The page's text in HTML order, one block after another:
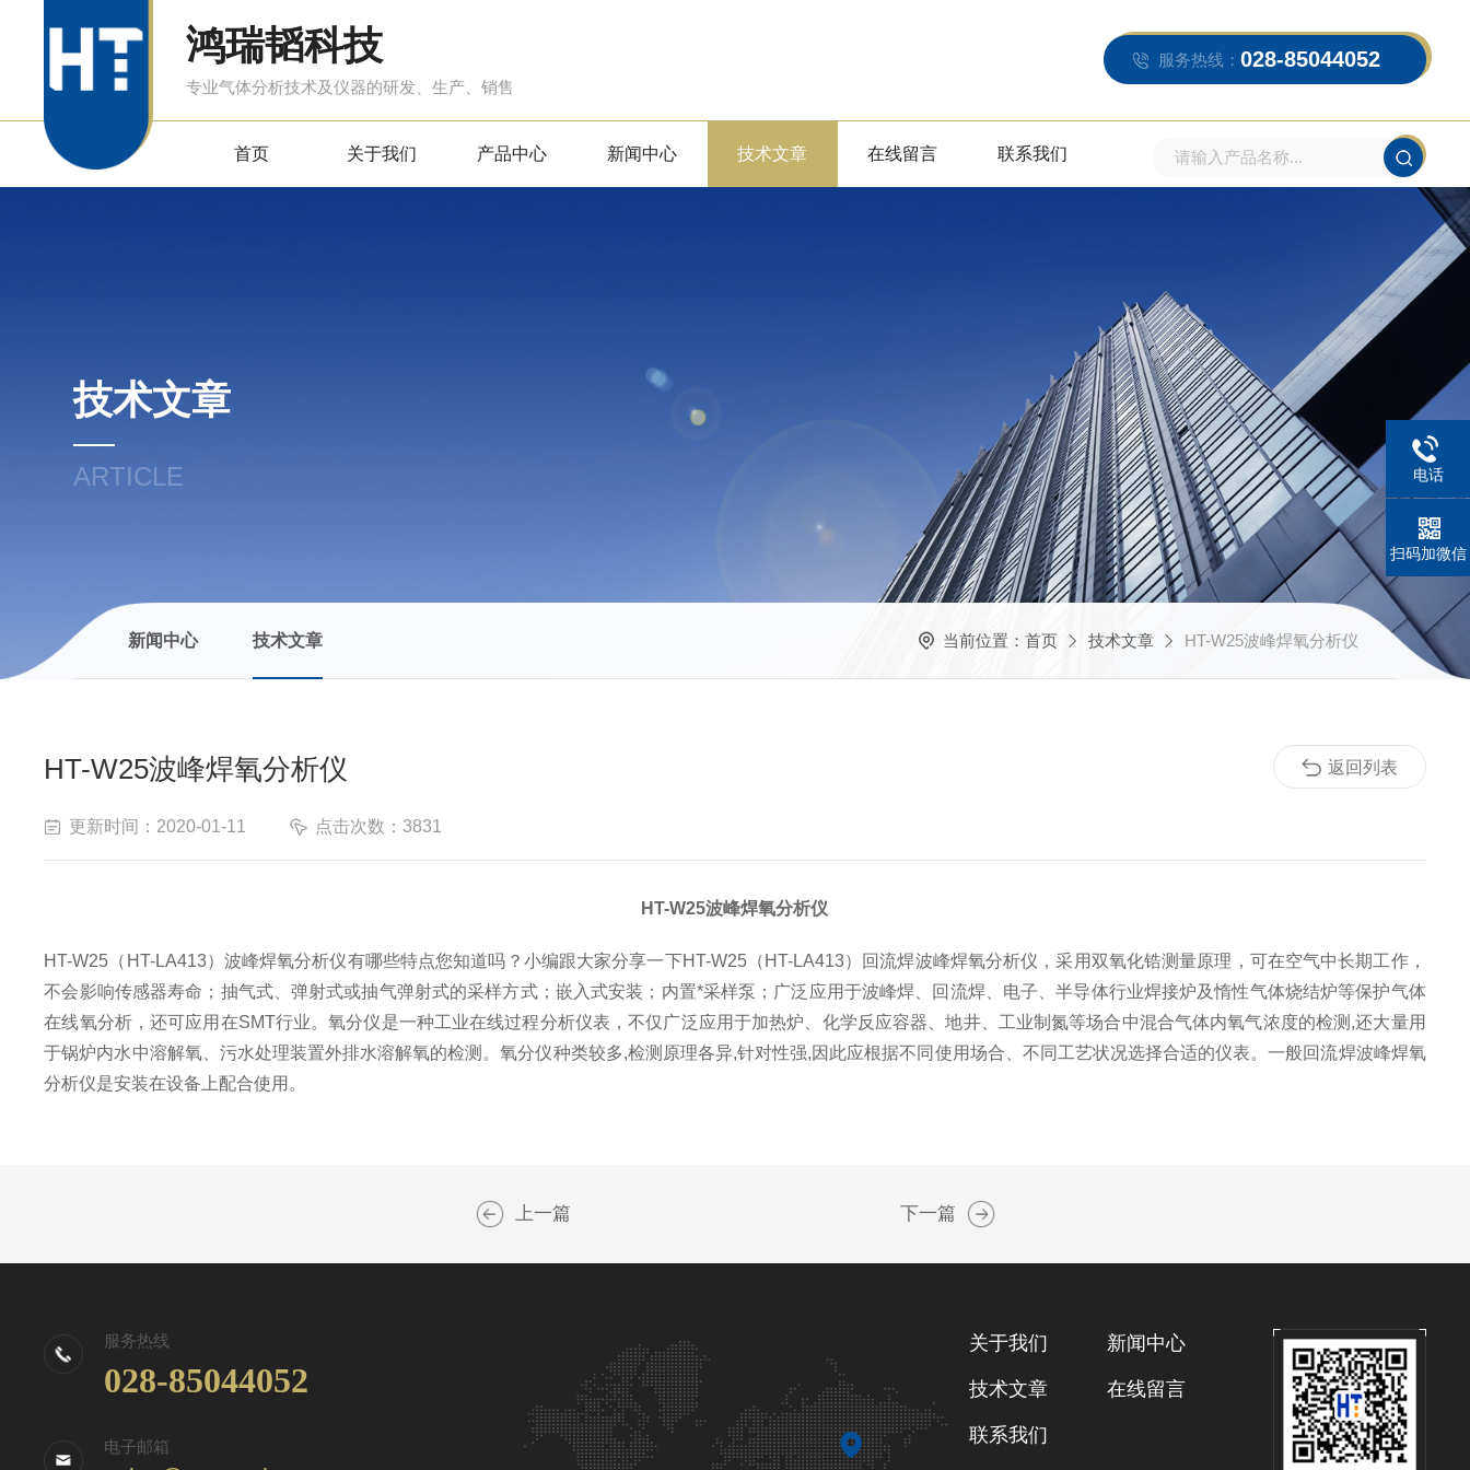
鸿瑞韬科技
专业气体分析技术及仪器的研发、生产、销售
服务热线： 028-85044052
首页 关于我们 产品中心 新闻中心 技术文章 在线留言 联系我们
技术文章
ARTICLE
新闻中心 技术文章 当前位置： 首页 技术文章 HT-W25波峰焊氧分析仪
HT-W25波峰焊氧分析仪
更新时间：2020-01-11 点击次数：3831
HT-W25波峰焊氧分析仪
HT-W25（HT-LA413）波峰焊氧分析仪有哪些特点您知道吗？小编跟大家分享一下HT-W25（HT-LA413）
回流焊波峰焊氧分析仪，采用双氧化锆测量原理，可在空气中长期工作，
不会影响传感器寿命；抽气式、弹射式或抽气弹射式的采样方式；嵌入式安装；内置*采样泵；广泛应用于波峰焊、回流焊、电子、半导体行业焊接炉及惰性气体烧结炉等保护气体
在线氧分析，还可应用在SMT行业。氧分仪是一种工业在线过程分析仪表，不仅广泛应用于加热炉、化学反应容器、地井、工业制氮等场合中混合气体内氧气浓度的检测,还大量用
于锅炉内水中溶解氧、污水处理装置外排水溶解氧的检测。氧分仪种类较多,检测原理各异,针对性强,因此应根据不同使用场合、不同工艺状况选择合适的仪表。一般回流焊波峰焊氧
分析仪是安装在设备上配合使用。
返回列表
上一篇 下一篇
服务热线
028-85044052
电子邮箱
关于我们 新闻中心
技术文章 在线留言
联系我们
电话
扫码加微信